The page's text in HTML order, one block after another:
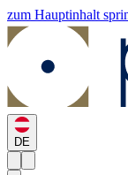
zum Hauptinhalt
DE